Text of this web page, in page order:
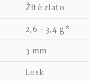
žlté zlato
2,6 - 3,4 g*
3 mm
lesk